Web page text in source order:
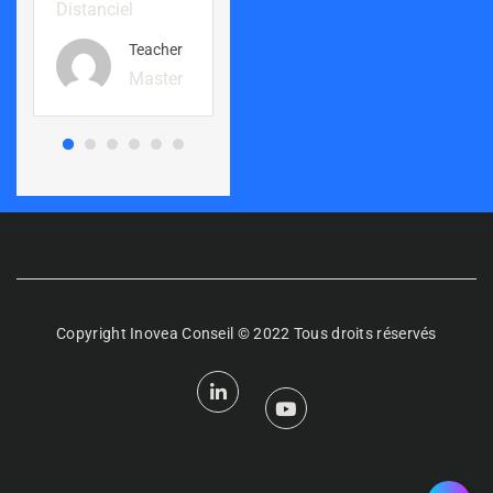
Distanciel
Teacher
Master
Copyright Inovea Conseil © 2022 Tous droits réservés